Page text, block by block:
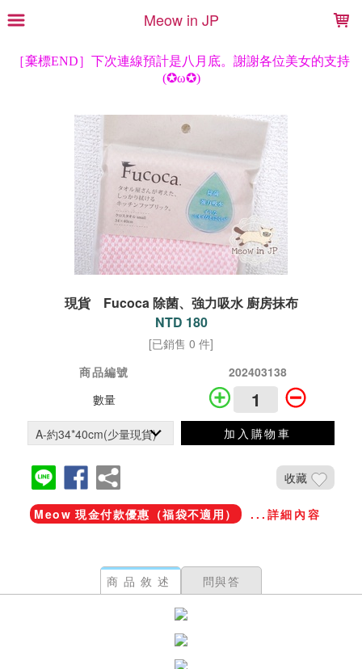
Meow in JP
現貨 Fucoca 除菌、強力吸水 廚房抹布
NTD 180
[已銷售 0 件]
商品編號
202403138
數量
加入購物車
收藏
Meow 現金付款優惠（福袋不適用） ...詳細內容
商品敘述 問與答